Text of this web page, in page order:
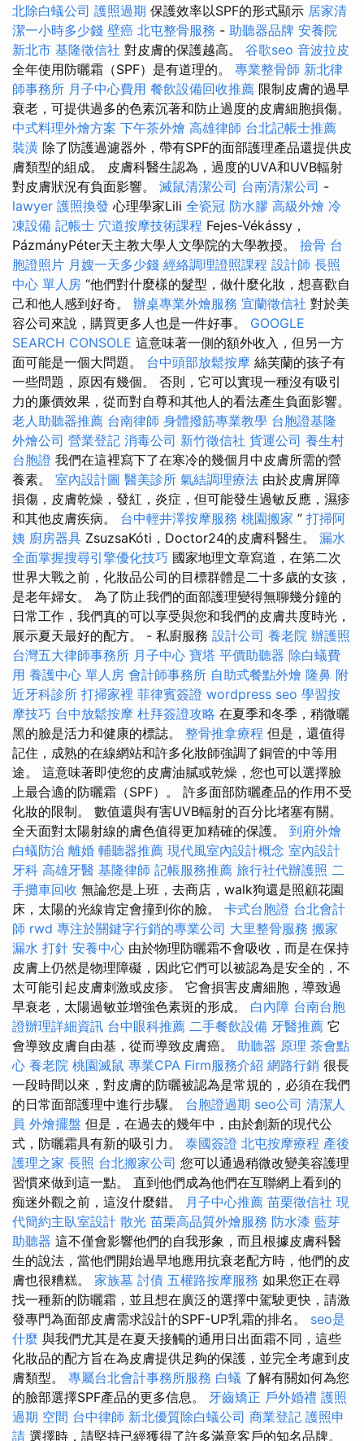
北除白蟻公司 護照過期 保護效率以SPF的形式顯示 居家清
潔一小時多少錢 壁癌 北屯整骨服務 - 助聽器品牌 安養院
新北市 基隆徵信社 對皮膚的保護越高。 谷歌seo 音波拉皮
全年使用防曬霜（SPF）是有道理的。 專業整骨師 新北律
師事務所 月子中心費用 餐飲設備回收推薦 限制皮膚的過早
衰老，可提供過多的色素沉著和防止過度的皮膚細胞損傷。
中式料理外燴方案 下午茶外燴 高雄律師 台北記帳士推薦
裝潢 除了防護過濾器外，帶有SPF的面部護理產品還提供皮
膚類型的組成。 皮膚科醫生認為，過度的UVA和UVB輻射
對皮膚狀況有負面影響。 滅鼠清潔公司 台南清潔公司 -
lawyer 護照換發 心理學家Lili 全瓷冠 防水膠 高級外燴 冷
凍設備 記帳士 穴道按摩技術課程 Fejes-Vékássy，
PázmányPéter天主教大學人文學院的大學教授。 撿骨 台
胞證照片 月嫂一天多少錢 經絡調理證照課程 設計師 長照
中心 單人房 “他們對什麼樣的髮型，做什麼化妝，想喜歡自
己和他人感到好奇。 辦桌專業外燴服務 宜蘭徵信社 對於美
容公司來說，購買更多人也是一件好事。 GOOGLE
SEARCH CONSOLE 這意味著一側的額外收入，但另一方
面可能是一個大問題。 台中頭部放鬆按摩 絲芙蘭的孩子有
一些問題，原因有幾個。 否則，它可以實現一種沒有吸引
力的廉價效果，從而對自尊和其他人的看法產生負面影響。
老人助聽器推薦 台南律師 身體撥筋專業教學 台胞證基隆
外燴公司 營業登記 消毒公司 新竹徵信社 貨運公司 養生村
台胞證 我們在這裡寫下了在寒冷的幾個月中皮膚所需的營
養素。 室內設計圖 醫美診所 氣結調理療法 由於皮膚屏障
損傷，皮膚乾燥，發紅，炎症，但可能發生過敏反應，濕疹
和其他皮膚疾病。 台中輕井澤按摩服務 桃園搬家 ” 打掃阿
姨 廚房器具 ZsuzsaKóti，Doctor24的皮膚科醫生。 漏水
全面掌握搜尋引擎優化技巧 國家地理文章寫道，在第二次
世界大戰之前，化妝品公司的目標群體是二十多歲的女孩，
是老年婦女。 為了防止我們的面部護理變得無聊幾分鐘的
日常工作，我們真的可以享受與您和我們的皮膚共度時光，
展示夏天最好的配方。 - 私廚服務 設計公司 養老院 辦護照
台灣五大律師事務所 月子中心 寶塔 平價助聽器 除白蟻費
用 養護中心 單人房 會計師事務所 自助式餐點外燴 隆鼻 附
近牙科診所 打掃家裡 菲律賓簽證 wordpress seo 學習按
摩技巧 台中放鬆按摩 杜拜簽證攻略 在夏季和冬季，稍微曬
黑的臉是活力和健康的標誌。 整骨推拿療程 但是，還值得
記住，成熟的在線網站和許多化妝師強調了銅管的中等用
途。 這意味著即使您的皮膚油膩或乾燥，您也可以選擇臉
上最合適的防曬霜（SPF）。 許多面部防曬產品的作用不受
化妝的限制。 數值還與有害UVB輻射的百分比堵塞有關。
全天面對太陽射線的膚色值得更加精確的保護。 到府外燴
白蟻防治 離婚 輔聽器推薦 現代風室內設計概念 室內設計
牙科 高雄牙醫 基隆律師 記帳服務推薦 旅行社代辦護照 二
手攤車回收 無論您是上班，去商店，walk狗還是照顧花園
床，太陽的光線肯定會撞到你的臉。 卡式台胞證 台北會計
師 rwd 專注於關鍵字行銷的專業公司 大里整骨服務 搬家
漏水 打針 安養中心 由於物理防曬霜不會吸收，而是在保持
皮膚上仍然是物理障礙，因此它們可以被認為是安全的，不
太可能引起皮膚刺激或皮疹。 它會損害皮膚細胞，導致過
早衰老，太陽過敏並增強色素斑的形成。 白內障 台南台胞
證辦理詳細資訊 台中眼科推薦 二手餐飲設備 牙醫推薦 它
會導致皮膚自由基，從而導致皮膚癌。 助聽器 原理 茶會點
心 養老院 桃園滅鼠 專業CPA Firm服務介紹 網路行銷 很長
一段時間以來，對皮膚的防曬被認為是常規的，必須在我們
的日常面部護理中進行步驟。 台胞證過期 seo公司 清潔人
員 外燴擺盤 但是，在過去的幾年中，由於創新的現代公
式，防曬霜具有新的吸引力。 泰國簽證 北屯按摩療程 產後
護理之家 長照 台北搬家公司 您可以通過稍微改變美容護理
習慣來做到這一點。 直到他們成為他們在互聯網上看到的
痴迷外觀之前，這沒什麼錯。 月子中心推薦 苗栗徵信社 現
代簡約主臥室設計 散光 苗栗高品質外燴服務 防水漆 藍芽
助聽器 這不僅會影響他們的自我形象，而且根據皮膚科醫
生的說法，當他們開始過早地應用抗衰老配方時，他們的皮
膚也很糟糕。 家族墓 討債 五權路按摩服務 如果您正在尋
找一種新的防曬霜，並且想在廣泛的選擇中駕駛更快，請激
發專門為面部皮膚需求設計的SPF-UP乳霜的排名。 seo是
什麼 與我們尤其是在夏天接觸的通用日出面霜不同，這些
化妝品的配方旨在為皮膚提供足夠的保護，並完全考慮到皮
膚類型。 專屬台北會計事務所服務 白蟻 了解有關如何為您
的臉部選擇SPF產品的更多信息。 牙齒矯正 戶外婚禮 護照
過期 空間 台中律師 新北優質除白蟻公司 商業登記 護照申
請 選擇時，請堅持已經獲得了許多滿意客戶的知名品牌。